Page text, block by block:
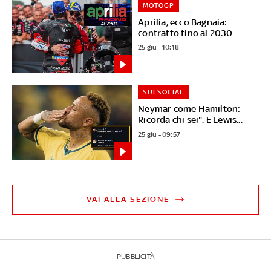
Aprilia, ecco Bagnaia:
contratto fino al 2030
MOTOGP
25 giu - 10:18
Neymar come Hamilton:
Ricorda chi sei". E Lewis...
SUI SOCIAL
25 giu - 09:57
VAI ALLA SEZIONE
PUBBLICITÀ